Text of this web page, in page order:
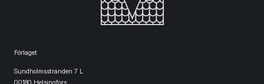
Förlaget
Sundholmsstranden 7 L